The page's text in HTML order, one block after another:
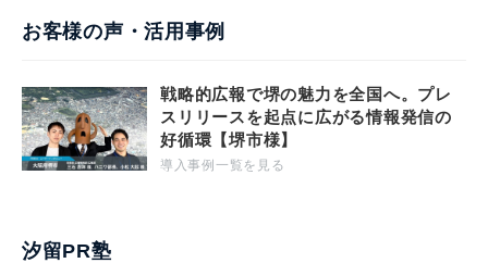
お客様の声・活用事例
戦略的広報で堺の魅力を全国へ。プレ
スリリースを起点に広がる情報発信の
好循環【堺市様】
導入事例一覧を見る
汐留PR塾